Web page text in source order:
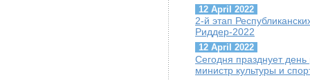
12 April 2022
2-й этап
Риддер-2022
12 April 2022
Сегодня празднует
министр культуры и